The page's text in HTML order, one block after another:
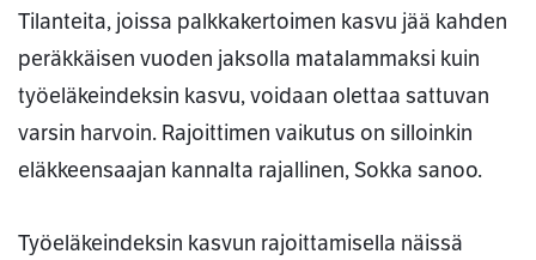
Tilanteita, joissa palkkakertoimen kasvu jää kahden
peräkkäisen vuoden jaksolla matalammaksi kuin
työeläkeindeksin kasvu, voidaan olettaa sattuvan
varsin harvoin. Rajoittimen vaikutus on silloinkin
eläkkeensaajan kannalta rajallinen, Sokka sanoo.
Työeläkeindeksin kasvun rajoittamisella näissä